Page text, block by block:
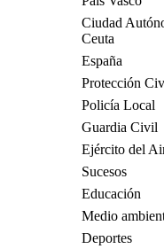
Ciudad
Ceuta
España
Protección
Policía Local
Guardia Civil
Ejército del
Sucesos
Educación
Medio
Deportes